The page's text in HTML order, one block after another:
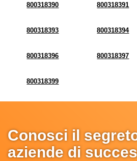
800318390 800318391
800318393 800318394
800318396 800318397
800318399
Conosci il
aziende di